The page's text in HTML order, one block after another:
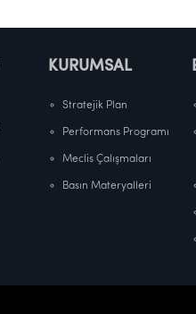
KURUMSAL
Stratejik Plan
Performans Programı
Meclis Çalışmaları
Basın Materyalleri